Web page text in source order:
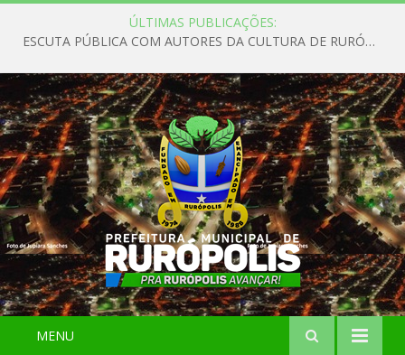
ÚLTIMAS PUBLICAÇÕES:
ESCUTA PÚBLICA COM AUTORES DA CULTURA DE RURÓPOLIS
MENU